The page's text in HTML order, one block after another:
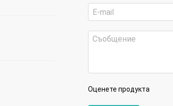
Оценете продукта